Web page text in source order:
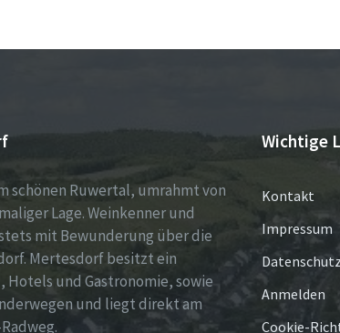
schönen Ruwertal, umrahmt von
Lage. Weinkenner und
mit Bewunderung über die
Mertesdorf besitzt ein
Hotels und Gastronomie, sowie
und liegt direkt am
Wichtige
Kontakt
Impressum
Anmelden
Cookie-